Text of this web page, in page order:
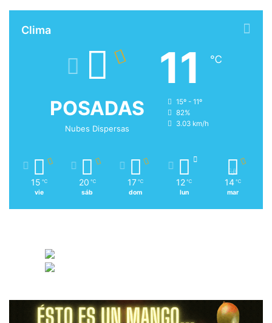
Clima
POSADAS
Nubes Dispersas
11 ℃
15º - 11º
82%
3.03 km/h
15 ℃
vie
20 ℃
sáb
17 ℃
dom
12 ℃
lun
14 ℃
mar